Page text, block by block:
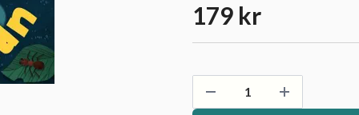
179 kr